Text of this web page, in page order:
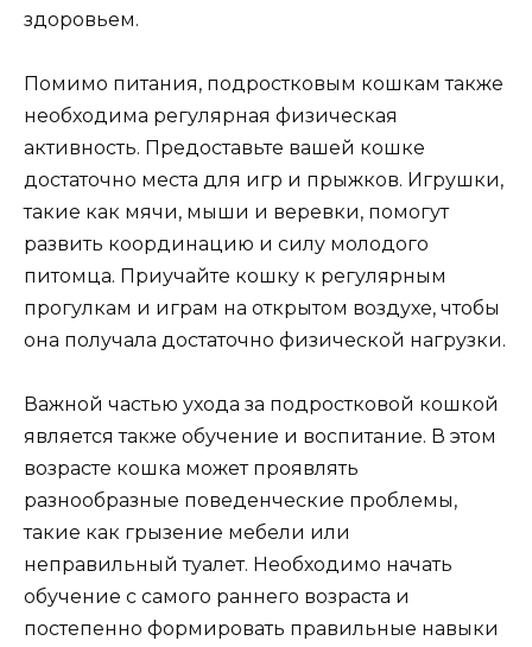
здоровьем.
Помимо питания, подростковым кошкам также
необходима регулярная физическая
активность. Предоставьте вашей кошке
достаточно места для игр и прыжков. Игрушки,
такие как мячи, мыши и веревки, помогут
развить координацию и силу молодого
питомца. Приучайте кошку к регулярным
прогулкам и играм на открытом воздухе, чтобы
она получала достаточно физической нагрузки.
Важной частью ухода за подростковой кошкой
является также обучение и воспитание. В этом
возрасте кошка может проявлять
разнообразные поведенческие проблемы,
такие как грызение мебели или
неправильный туалет. Необходимо начать
обучение с самого раннего возраста и
постепенно формировать правильные навыки